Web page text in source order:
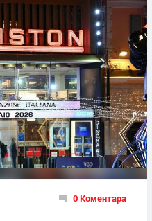
0 Коментара